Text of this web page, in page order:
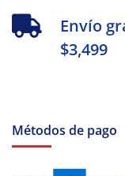
Envío
$3,499
Métodos de pago